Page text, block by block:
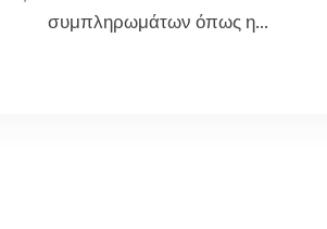
συμπληρωμάτων όπως η...